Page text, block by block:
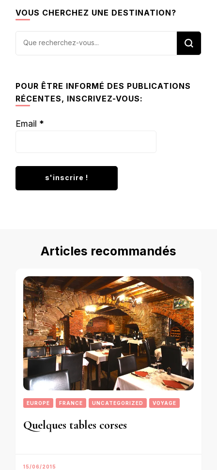
VOUS CHERCHEZ UNE DESTINATION?
Vous
POUR ÊTRE INFORMÉ DES PUBLICATIONS
RÉCENTES, INSCRIVEZ-VOUS:
Email *
Articles recommandés
EUROPE FRANCE UNCATEGORIZED VOYAGE
Quelques tables corses
15/06/2015